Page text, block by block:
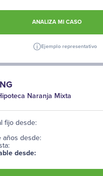
ANALIZA MI CASO
Ejemplo representativo
Naranja Mixta
fijo desde:
años desde:
desde: